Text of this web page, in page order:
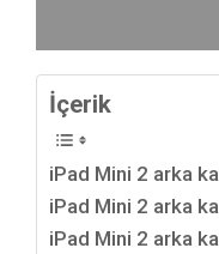
İçerik
iPad Mini 2 arka
iPad Mini 2 arka
iPad Mini 2 arka